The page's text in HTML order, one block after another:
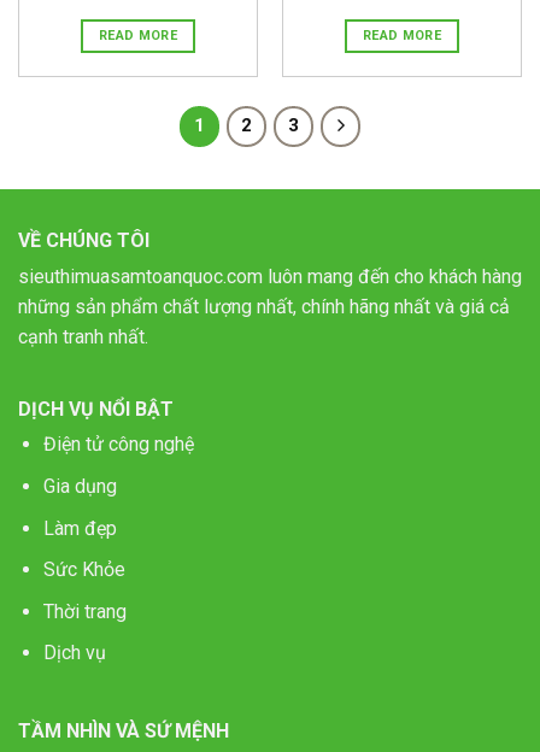
READ MORE READ MORE
1 2 3
VỀ CHÚNG TÔI
sieuthimuasamtoanquoc.com luôn mang đến cho khách hàng
những sản phẩm chất lượng nhất, chính hãng nhất và giá cả
cạnh tranh nhất.
DỊCH VỤ NỔI BẬT
Điện tử công nghệ
Gia dụng
Làm đẹp
Sức Khỏe
Thời trang
Dịch vụ
TẦM NHÌN VÀ SỨ MỆNH